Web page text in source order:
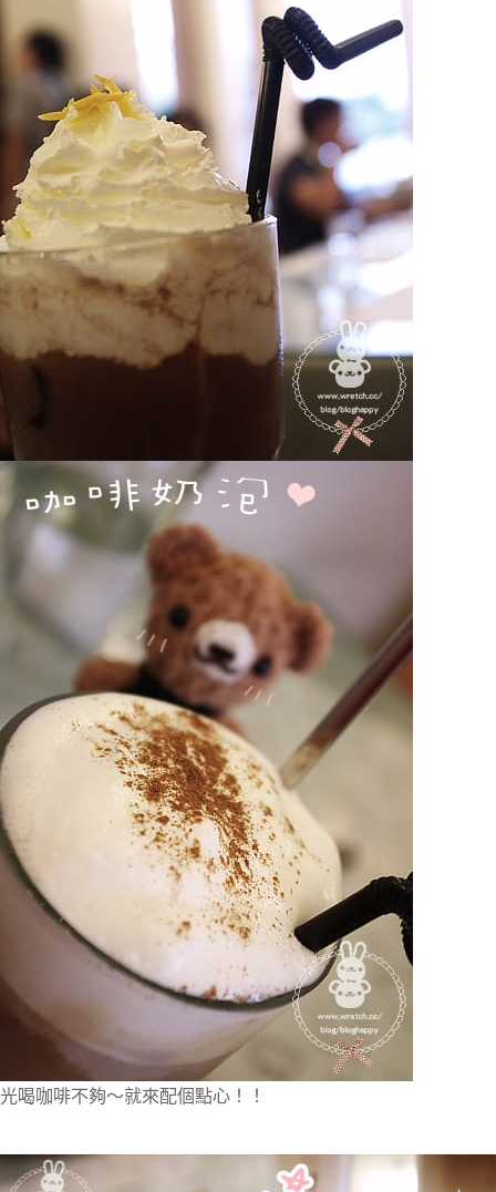
光喝咖啡不夠～就來配個點心！！